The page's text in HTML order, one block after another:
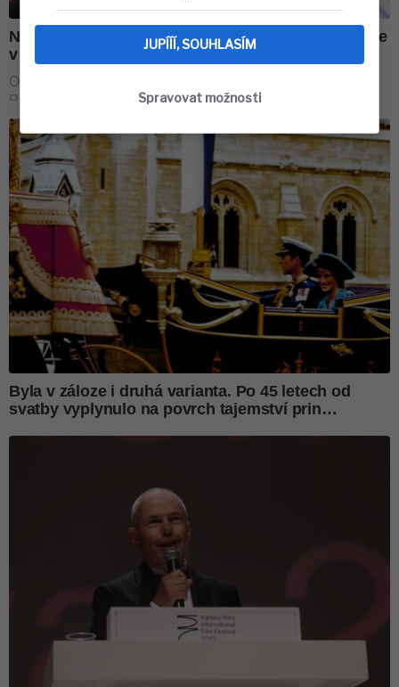
JUPÍÍÍ, SOUHLASÍM
Spravovat možnosti